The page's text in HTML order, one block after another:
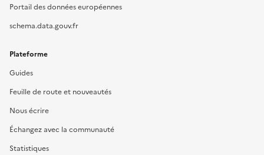
Portail des données européennes
schema.data.gouv.fr
Plateforme
Guides
Feuille de route et nouveautés
Nous écrire
Échangez avec la communauté
Statistiques